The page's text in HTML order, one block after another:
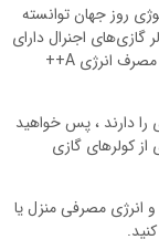
روز جهان توانسته
گازی‌های اجنرال دارای
مصرف کمی هستند و بعضی از مدل‌های آن دارای رده مصرف انرژی A++
دارند ، پس خواهید
کولر‌های گازی
انرژی مصرفی منزل یا